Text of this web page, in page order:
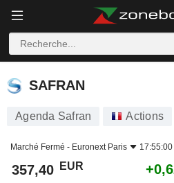
SAFRAN
SAFRAN
Agenda Safran Actions
Marché Fermé - Euronext Paris
357,40 EUR